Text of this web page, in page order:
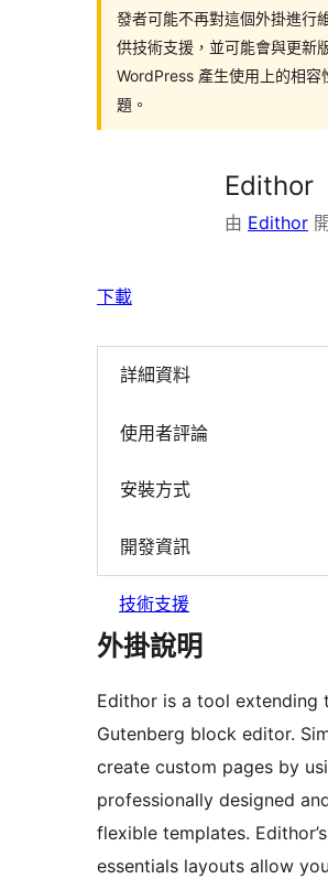
發者可能不再對這個外掛進行
供技術支援，並可能會與更新
WordPress 產生使用上的相容
題。
Edithor
由 Edithor
下載
詳細資料
使用者評論
安裝方式
開發資訊
技術支援
外掛說明
Edithor is a tool extending
Gutenberg block editor.
create custom pages by
professionally designed
flexible templates. Edithor’s
essentials layouts allow